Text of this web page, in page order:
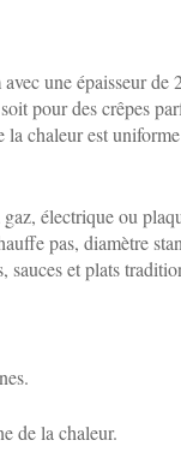
une épaisseur
pour des crêpes
chaleur est
électrique ou
pas, diamètre
sauces et plats
de la chaleur.